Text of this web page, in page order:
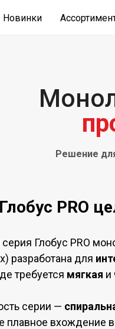
Новинки
Решение
PRO
Глобус PRO
разработана для
требуется мягкая и
серии —
плавное вхождение